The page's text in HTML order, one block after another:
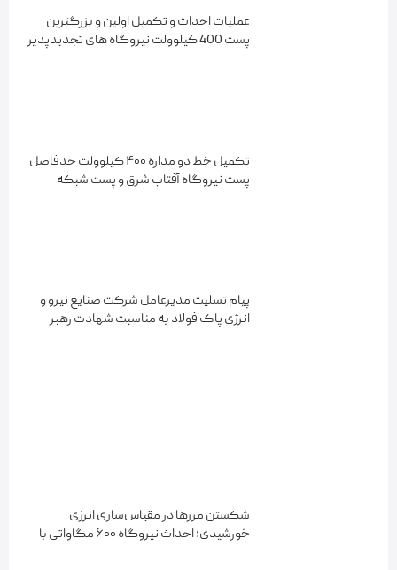
عملیات احداث و تکمیل اولین و بزرگترین
پست 400 کیلوولت نیروگاه های تجدیدپذیر
تکمیل خط دو مداره ۴۰۰ کیلوولت حدفاصل
پست نیروگاه آفتاب شرق و پست شبکه
پیام تسلیت مدیرعامل شرکت صنایع نیرو و
انرژی پاک فولاد به مناسبت شهادت رهبر
شکستن مرزها در مقیاس‌سازی انرژی
خورشیدی؛ احداث نیروگاه ۶۰۰ مگاواتی با